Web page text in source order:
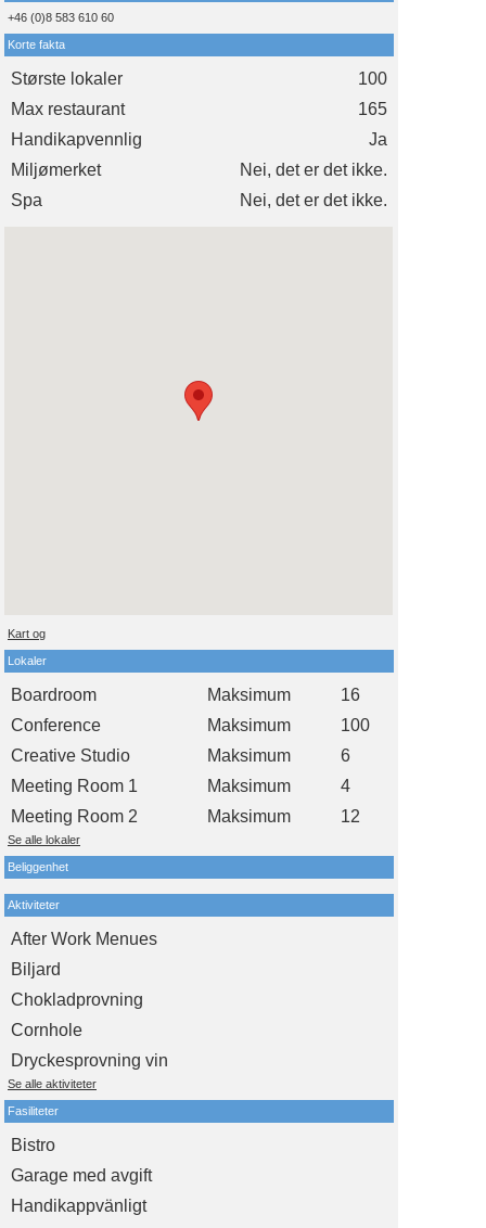
+46 (0)8 583 610 60
Korte fakta
Største lokaler
100
Max restaurant
165
Handikapvennlig
Ja
Miljømerket
Nei, det er det ikke.
Spa
Nei, det er det ikke.
Kart og
Lokaler
Boardroom Maksimum
16
Conference
Maksimum
100
Creative Studio
Maksimum
6
Meeting Room 1
Maksimum
4
Meeting Room 2
Maksimum 12
Se alle lokaler
Beliggenhet
Aktiviteter
After Work Menues
Biljard
Chokladprovning
Cornhole
Dryckesprovning vin
Se alle aktiviteter
Fasiliteter
Bistro
Garage med avgift
Handikappvänligt